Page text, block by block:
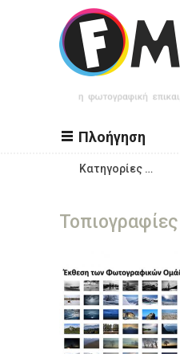
Παράκαμψη προς το κυρίως
Πλοήγηση
Κατηγορίες …
Τοπιογραφίες